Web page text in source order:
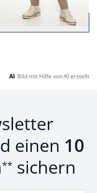
Weiter zu Seite 2
AI Bild mit Hilfe von KI erstellt
einen 10
** sichern